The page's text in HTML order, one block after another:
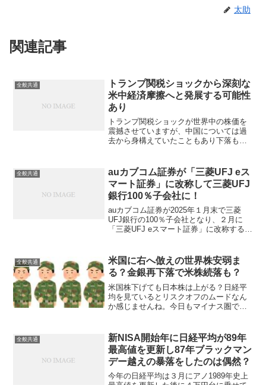
太助
関連記事
全般共通
トランプ関税ショックから深刻な
米中経済摩擦へと発展する可能性
あり
トランプ関税ショックが世界中の株価を
震撼させていますが、中国については過
去から身構えていたこともあり下落も小
ハンセン指数はなんと13.2％も下落して
結局世界同時大株安に...
全般共通
auカブコム証券が「三菱UFJ eス
マート証券」に改称して三菱UFJ
銀行100％子会社に！
auカブコム証券が2025年１月末で三菱
UFJ銀行の100％子会社となり、２月に
「三菱UFJ eスマート証券」に改称する
証券（auカブコム）を互いに出資し合っ
て...
全般共通
米国に右へ倣えの世界株安弱ま
る？金銀再下落で米株続落も？
米国株下げても日本株は上がる？日経平
均を見ているとリスクオフのムードなん
か感じませんね。今日もマイナス圏で始
て１％超の下落だったにも関わら
ず・・。自民大勝が予想される...
全般共通
新NISA開始年に日経平均が89年
最高値を更新し87年ブラックマン
デー越えの暴落をしたのは偶然？
今年の日経平均は３月にアノ1989年史上